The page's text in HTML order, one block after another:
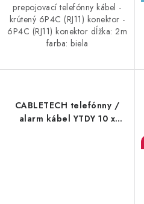
prepojovací telefónny kábel -
krútený 6P4C (RJ11) konektor -
6P4C (RJ11) konektor dĺžka: 2m
farba: biela
CABLETECH telefónny /
alarm kábel YTDY 10 x